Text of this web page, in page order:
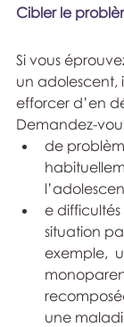
Cibler le
Si vous
un adolescent,
efforcer d’en
Demandez-
de
e
situation
exemple,
une